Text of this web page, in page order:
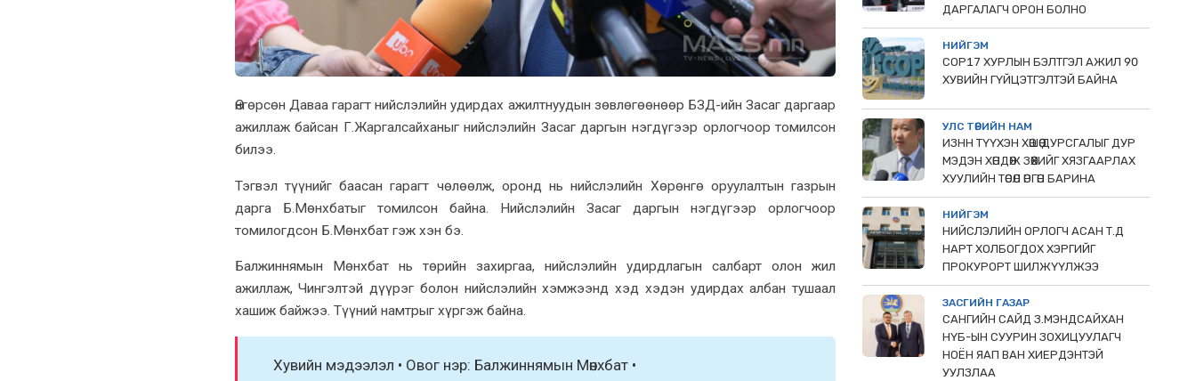
Өнгөрсөн Даваа гарагт нийслэлийн удирдах ажилтнуудын зөвлөгөөнөөр БЗД-ийн Засаг даргаар
ажиллаж байсан Г.Жаргалсайханыг нийслэлийн Засаг даргын нэгдүгээр орлогчоор томилсон
билээ.
Тэгвэл түүнийг баасан гарагт чөлөөлж, оронд нь нийслэлийн Хөрөнгө оруулалтын газрын
дарга Б.Мөнхбатыг томилсон байна. Нийслэлийн Засаг даргын нэгдүгээр орлогчоор
томилогдсон Б.Мөнхбат гэж хэн бэ.
Балжиннямын Мөнхбат нь төрийн захиргаа, нийслэлийн удирдлагын салбарт олон жил
ажиллаж, Чингэлтэй дүүрэг болон нийслэлийн хэмжээнд хэд хэдэн удирдах албан тушаал
хашиж байжээ. Түүний намтрыг хүргэж байна.
Хувийн мэдээлэл • Овог нэр: Балжиннямын Мөнхбат •
ДАРГАЛАГЧ ОРОН БОЛНО
НИЙГЭМ
COP17 ХУРЛЫН БЭЛТГЭЛ АЖИЛ 90
ХУВИЙН ГҮЙЦЭТГЭЛТЭЙ БАЙНА
УЛС ТӨРИЙН НАМ
ИЗНН ТҮҮХЭН ХӨШӨӨ ДУРСГАЛЫГ ДУР
МЭДЭН ХӨНДӨЖ ЗӨӨХИЙГ ХЯЗГААРЛАХ
ХУУЛИЙН ТӨСӨЛ ӨРГӨН БАРИНА
НИЙГЭМ
НИЙСЛЭЛИЙН ОРЛОГЧ АСАН Т.Д
НАРТ ХОЛБОГДОХ ХЭРГИЙГ
ПРОКУРОРТ ШИЛЖҮҮЛЖЭЭ
ЗАСГИЙН ГАЗАР
САНГИЙН САЙД З.МЭНДСАЙХАН
НҮБ-ЫН СУУРИН ЗОХИЦУУЛАГЧ
НОЁН ЯАП ВАН ХИЕРДЭНТЭЙ
УУЛЗЛАА